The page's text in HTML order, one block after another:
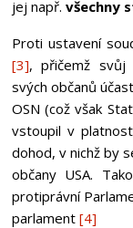
jej např. všechny
Proti ustavení
[3], přičemž svůj
svých občanů
OSN (což však
vstoupil v
dohod, v nichž by
občany USA.
protiprávní
parlament [4]